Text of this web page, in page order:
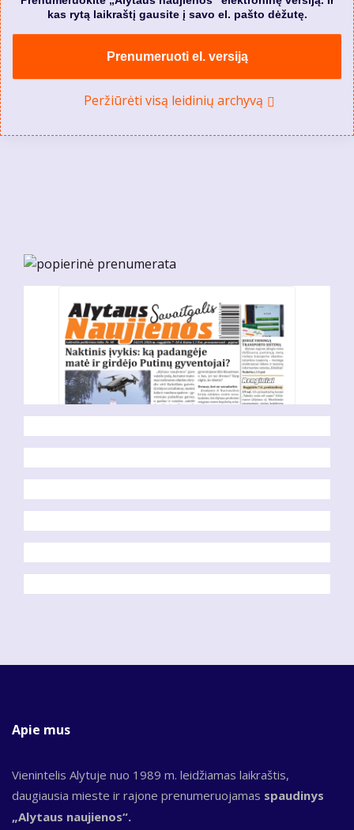
kas rytą laikraštį gausite į savo el. pašto dėžutę.
Prenumeruoti el. versiją
Peržiūrėti visą leidinių archyvą
Apie mus
Vienintelis Alytuje nuo 1989 m. leidžiamas laikraštis,
daugiausia mieste ir rajone prenumeruojamas spaudinys
„Alytaus naujienos“.